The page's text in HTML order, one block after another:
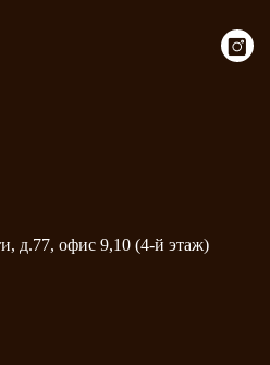
д.77, офис 9,10 (4-й этаж)